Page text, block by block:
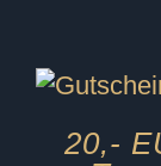
20,-